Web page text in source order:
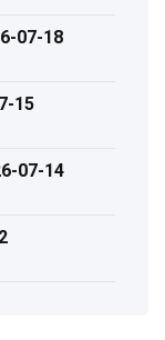
07-18
15
07-14